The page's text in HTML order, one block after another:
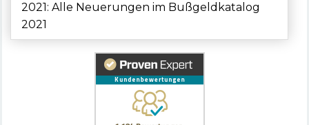
2021: Alle Neuerungen im Bußgeldkatalog
2021